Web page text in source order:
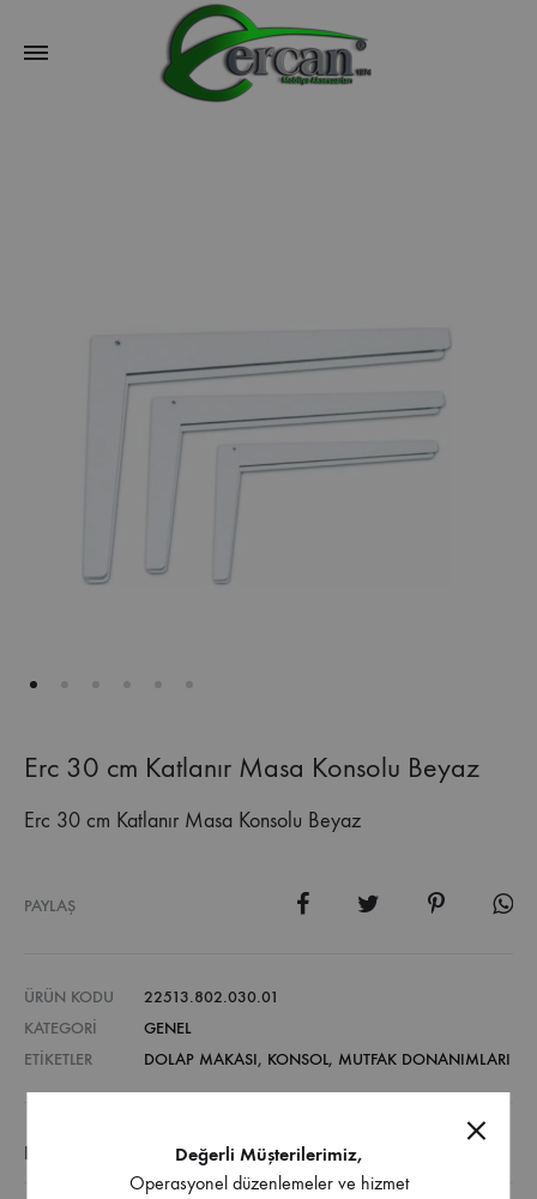
Erc 30 cm Katlanır Masa Konsolu Beyaz
Erc 30 cm Katlanır Masa Konsolu Beyaz
PAYLAŞ
ÜRÜN KODU
22513.802.030.01
KATEGORI
GENEL
ETIKETLER
DOLAP MAKASI, KONSOL, MUTFAK DONANIMLARI
EK BILGI
Değerli Müşterilerimiz,
Operasyonel düzenlemeler ve hizmet